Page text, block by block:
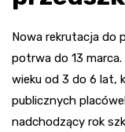
Nowa rekrutacja do
potrwa do 13
wieku od 3 do 6 lat,
publicznych
nadchodzący rok